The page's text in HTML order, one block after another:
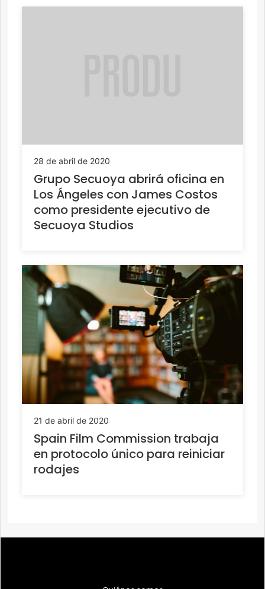
28 de abril de 2020
Grupo Secuoya abrirá oficina en
Los Ángeles con James Costos
como presidente ejecutivo de
Secuoya Studios
21 de abril de 2020
Spain Film Commission trabaja
en protocolo único para reiniciar
rodajes